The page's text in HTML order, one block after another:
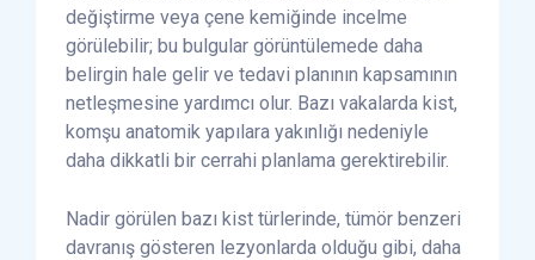
değiştirme veya çene kemiğinde incelme
görülebilir; bu bulgular görüntülemede daha
belirgin hale gelir ve tedavi planının kapsamının
netleşmesine yardımcı olur. Bazı vakalarda kist,
komşu anatomik yapılara yakınlığı nedeniyle
daha dikkatli bir cerrahi planlama gerektirebilir.
Nadir görülen bazı kist türlerinde, tümör benzeri
davranış gösteren lezyonlarda olduğu gibi, daha